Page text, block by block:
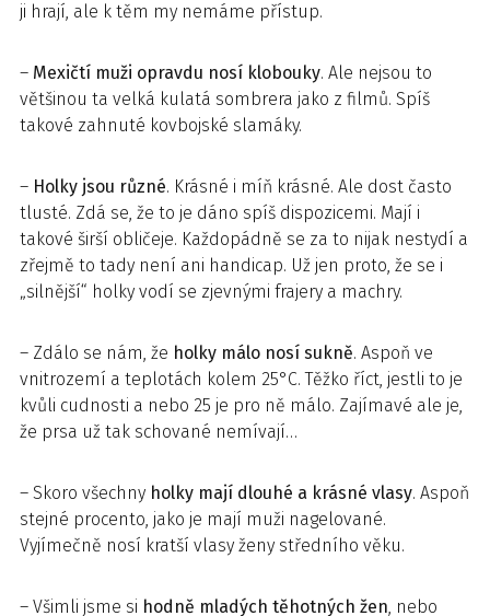
ji hrají, ale k těm my nemáme přístup.
– Mexičtí muži opravdu nosí klobouky. Ale nejsou to
většinou ta velká kulatá sombrera jako z filmů. Spíš
takové zahnuté kovbojské slamáky.
– Holky jsou různé. Krásné i míň krásné. Ale dost často
tlusté. Zdá se, že to je dáno spíš dispozicemi. Mají i
takové širší obličeje. Každopádně se za to nijak nestydí a
zřejmě to tady není ani handicap. Už jen proto, že se i
„silnější“ holky vodí se zjevnými frajery a machry.
– Zdálo se nám, že holky málo nosí sukně. Aspoň ve
vnitrozemí a teplotách kolem 25°C. Těžko říct, jestli to je
kvůli cudnosti a nebo 25 je pro ně málo. Zajímavé ale je,
že prsa už tak schované nemívají…
– Skoro všechny holky mají dlouhé a krásné vlasy. Aspoň
stejné procento, jako je mají muži nagelované.
Vyjímečně nosí kratší vlasy ženy středního věku.
– Všimli jsme si hodně mladých těhotných žen, nebo